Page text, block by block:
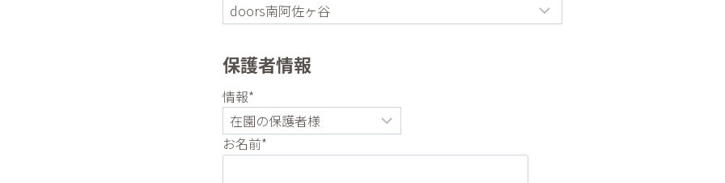
保護者情報
情報*
お名前*